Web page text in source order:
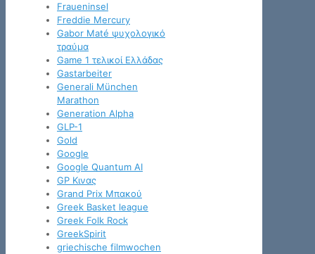
Fraueninsel
Freddie Mercury
Gabor Maté ψυχολογικό
τραύμα
Game 1 τελικοί Ελλάδας
Gastarbeiter
Generali München
Marathon
Generation Alpha
GLP-1
Gold
Google
Google Quantum AI
GP Κινας
Grand Prix Μπακού
Greek Basket league
Greek Folk Rock
GreekSpirit
griechische filmwochen